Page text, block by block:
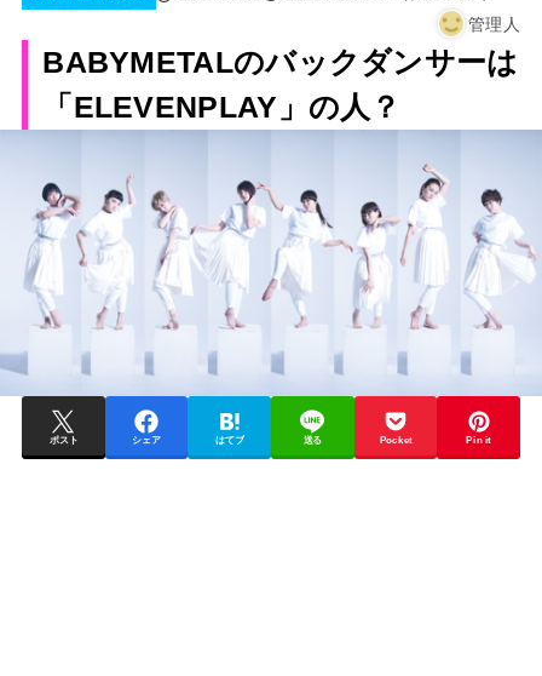
管理人
BABYMETALのバックダンサーは
「ELEVENPLAY」の人？
ポスト シェア はてブ 送る Pocket Pin it